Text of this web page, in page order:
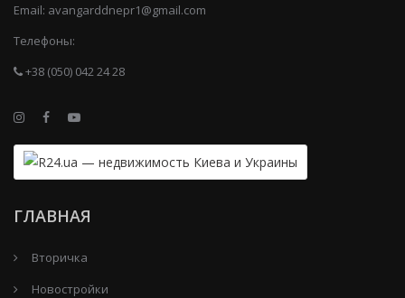
Email: avangarddnepr1@gmail.com
Телефоны:
+38 (050) 042 24 28
ГЛАВНАЯ
Вторичка
Новостройки